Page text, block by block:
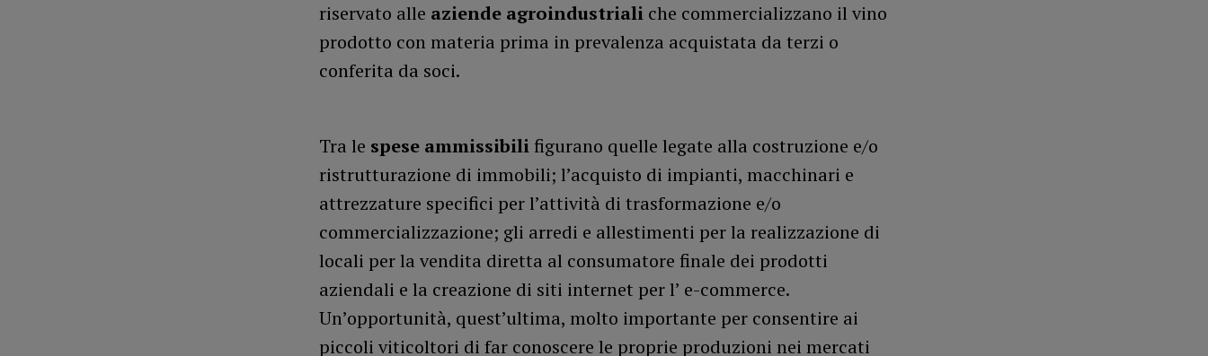
riservato alle aziende agroindustriali che commercializzano il vino
prodotto con materia prima in prevalenza acquistata da terzi o
conferita da soci.
Tra le spese ammissibilifigurano quelle legate alla costruzione e/o
ristrutturazione di immobili; l’acquisto di impianti, macchinari e
attrezzature specifici per l’attività di trasformazione e/o
commercializzazione; gli arredi e allestimenti per la realizzazione di
locali per la vendita diretta al consumatore finale dei prodotti
aziendali e la creazione di siti internet per l’ e-commerce.
Un’opportunità, quest’ultima, molto importante per consentire ai
piccoli viticoltori di far conoscere le proprie produzioni nei mercati